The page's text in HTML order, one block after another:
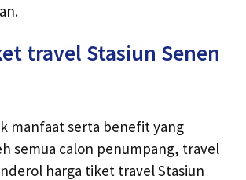
travel Stasiun Senen
manfaat serta benefit yang
semua calon penumpang, travel
harga tiket travel Stasiun